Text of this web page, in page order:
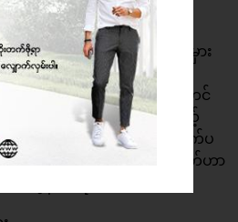
အားလုံးဟာ ကျွန်တော်တို့ရဲ့အမှား
ြစ်ပျက်လာတဲ့အရာတွေအတွက်
တယ်။ အခြားလူတွေကို အပြစ်တင်
င်းလဲမသွားစေပါဘူး။ ဒါပေမယ့်
ျွန်တော်တို့ရဲ့ အနာဂက်ကိုတောက်ပ
ဝန်ခံရဲပြီး အမှန်ကိုပြင်လိုတဲ့စိတ်ဟာ
အလွန်အရေးပါပါတယ်။